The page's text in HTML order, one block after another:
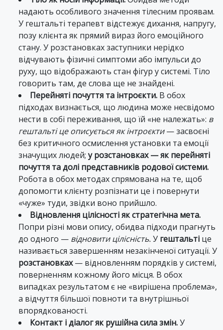
надають особливого значення тілесним проявам.
У гештальті терапевт відстежує дихання, напругу,
позу клієнта як прямий вираз його емоційного
стану. У розстановках заступники нерідко
відчувають фізичні симптоми або імпульси до
руху, що відображають стан фігур у системі. Тіло
говорить там, де слова ще не знайдені.
Перейняті почуття та інтроєкти. В обох
підходах визнається, що людина може несвідомо
нести в собі переживання, що їй «не належать»: в
гештальті це описується як інтроєкти— засвоєні
без критичного осмислення установки та емоції
значущих людей;у розстановках — як перейняті
почуття та долі представників родової системи.
Робота в обох методах спрямована на те, щоб
допомогти клієнту розпізнати це і повернути
«чуже» туди, звідки воно прийшло.
Відновлення цілісності як стратегічна мета.
Попри різні мови опису, обидва підходи прагнуть
до одного — відновити цілісність.У гештальті це
називається завершенням незакінченої ситуації. У
розстановках— відновленням порядків у системі,
поверненням кожному його місця. В обох
випадках результатом є не «вирішена проблема»,
а відчуття більшої повноти та внутрішньої
впорядкованості.
Контакт і діалог як рушійна сила змін.У